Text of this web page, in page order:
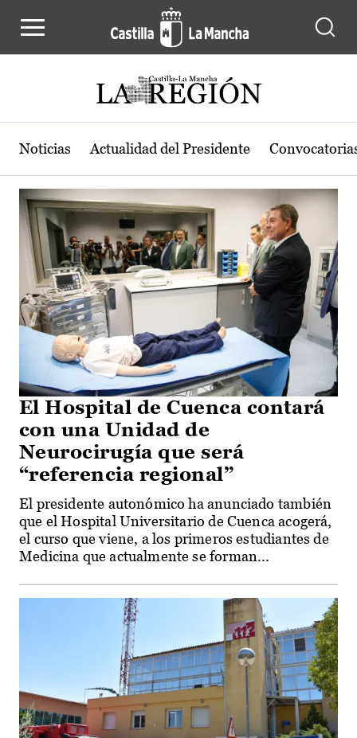
Actualidad de la región de Castilla-
Noticias Actualidad del Presidente
El Hospital de Cuenca contará
con una Unidad de
Neurocirugía que será
“referencia regional”
El presidente autonómico ha anunciado también
que el Hospital Universitario de Cuenca acogerá,
el curso que viene, a los primeros estudiantes de
Medicina que actualmente se forman...